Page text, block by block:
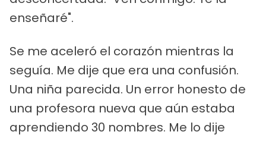
enseñaré".
Se me aceleró el corazón mientras la
seguía. Me dije que era una confusión.
Una niña parecida. Un error honesto de
una profesora nueva que aún estaba
aprendiendo 30 nombres. Me lo dije